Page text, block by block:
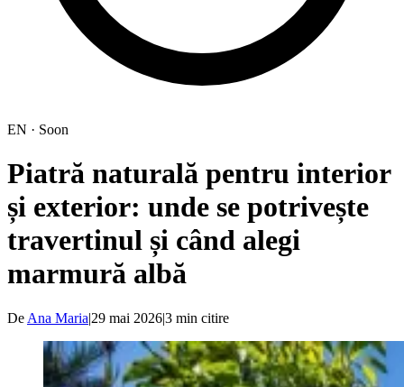
EN · Soon
Piatră naturală pentru interior
și exterior: unde se potrivește
travertinul și când alegi
marmură albă
De Ana Maria|29 mai 2026|3 min citire